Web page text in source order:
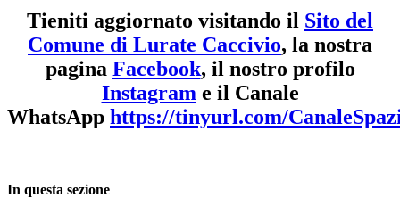
Tieniti aggiornato visitando il Sito del
Comune di Lurate Caccivio, la nostra
pagina Facebook, il nostro profilo
Instagram e il Canale
WhatsApp https://tinyurl.com/
In questa sezione